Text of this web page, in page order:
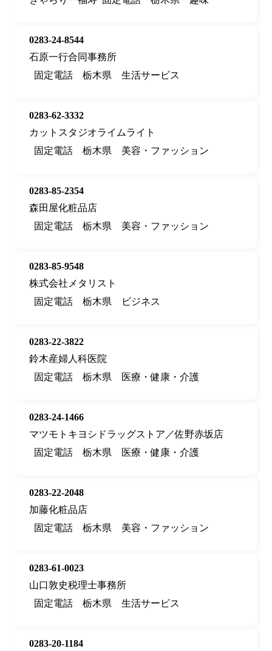
0283-24-8544
石原一行合同事務所
固定電話
栃木県 生活サービス
0283-62-3332
カットスタジオライムライト
固定電話
栃木県 美容・ファッション
0283-85-2354
森田屋化粧品店
固定電話
栃木県 美容・ファッション
0283-85-9548
株式会社メタリスト
固定電話
栃木県 ビジネス
0283-22-3822
鈴木産婦人科医院
固定電話
栃木県 医療・健康・介護
0283-24-1466
マツモトキヨシドラッグストア／佐野赤坂店
固定電話
栃木県 医療・健康・介護
0283-22-2048
加藤化粧品店
固定電話
栃木県 美容・ファッション
0283-61-0023
山口敦史税理士事務所
固定電話
栃木県 生活サービス
0283-20-1184